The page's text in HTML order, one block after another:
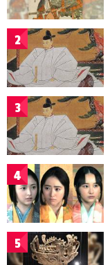
2
3
4
5